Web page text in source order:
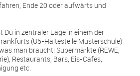
Ende 20 oder aufwärts und
Du in zentraler Lage in einem der
(U5-Haltestelle Musterschule)
man braucht: Supermärkte (REWE,
Restaurants, Bars, Eis-Cafés,
etc.